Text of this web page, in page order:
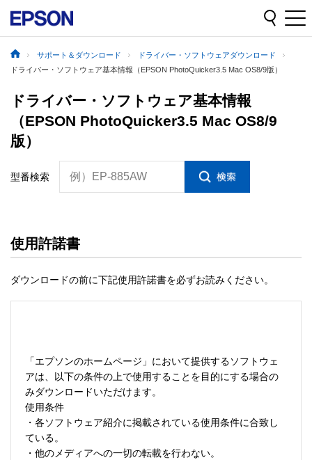
サポート＆ダウンロード
ドライバー・ソフトウェアダウンロード
ドライバー・ソフトウェア基本情報（EPSON PhotoQuicker3.5 Mac OS8/9版）
ドライバー・ソフトウェア基本情報
（EPSON PhotoQuicker3.5 Mac OS8/9
版）
型番検索 例）EP-885AW
使用許諾書
ダウンロードの前に下記使用許諾書を必ずお読みください。
「エプソンのホームページ」において提供するソフトウェ
アは、以下の条件の上で使用することを目的にする場合の
みダウンロードいただけます。
使用条件
・各ソフトウェア紹介に掲載されている使用条件に合致し
ている。
・他のメディアへの一切の転載を行わない。